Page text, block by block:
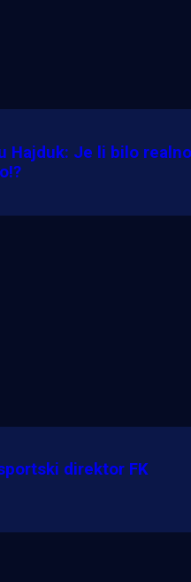
Hajduk: Je li bilo realno
direktor FK